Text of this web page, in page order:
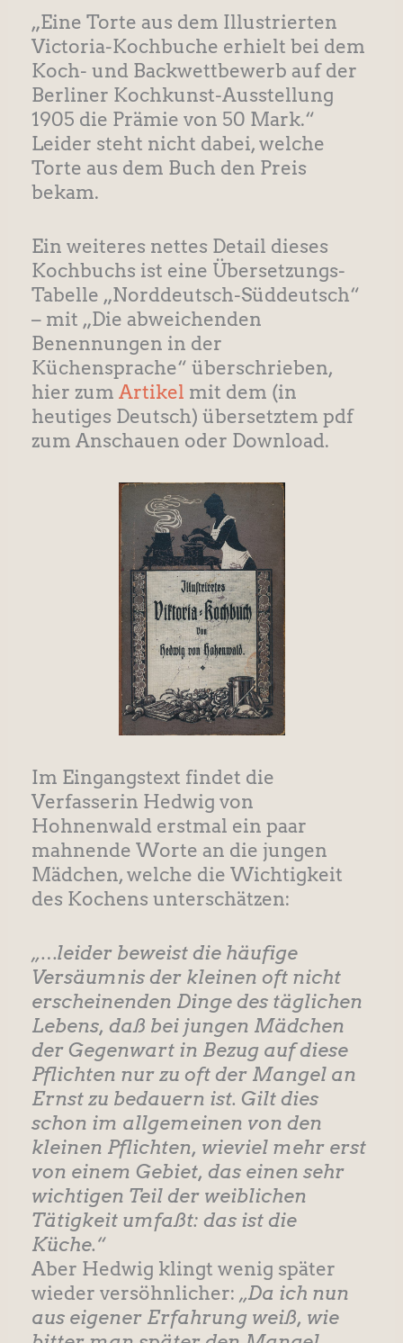
„Eine Torte aus dem Illustrierten
Victoria-Kochbuche erhielt bei dem
Koch- und Backwettbewerb auf der
Berliner Kochkunst-Ausstellung
1905 die Prämie von 50 Mark.“
Leider steht nicht dabei, welche
Torte aus dem Buch den Preis
bekam.
Ein weiteres nettes Detail dieses
Kochbuchs ist eine Übersetzungs-
Tabelle „Norddeutsch-Süddeutsch“
– mit „Die abweichenden
Benennungen in der
Küchensprache“ überschrieben,
hier zum Artikel mit dem (in
heutiges Deutsch) übersetztem pdf
zum Anschauen oder Download.
Im Eingangstext findet die
Verfasserin Hedwig von
Hohnenwald erstmal ein paar
mahnende Worte an die jungen
Mädchen, welche die Wichtigkeit
des Kochens unterschätzen:
„…leider beweist die häufige
Versäumnis der kleinen oft nicht
erscheinenden Dinge des täglichen
Lebens, daß bei jungen Mädchen
der Gegenwart in Bezug auf diese
Pflichten nur zu oft der Mangel an
Ernst zu bedauern ist. Gilt dies
schon im allgemeinen von den
kleinen Pflichten, wieviel mehr erst
von einem Gebiet, das einen sehr
wichtigen Teil der weiblichen
Tätigkeit umfaßt: das ist die
Küche.“
Aber Hedwig klingt wenig später
wieder versöhnlicher: „Da ich nun
aus eigener Erfahrung weiß, wie